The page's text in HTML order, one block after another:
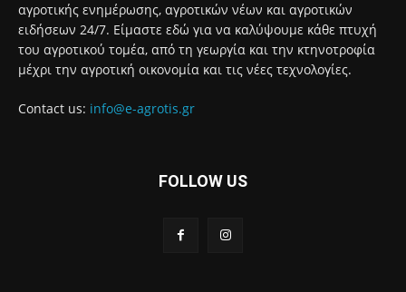
αγροτικής ενημέρωσης, αγροτικών νέων και αγροτικών
ειδήσεων 24/7. Είμαστε εδώ για να καλύψουμε κάθε πτυχή
του αγροτικού τομέα, από τη γεωργία και την κτηνοτροφία
μέχρι την αγροτική οικονομία και τις νέες τεχνολογίες.
Contact us: info@e-agrotis.gr
FOLLOW US